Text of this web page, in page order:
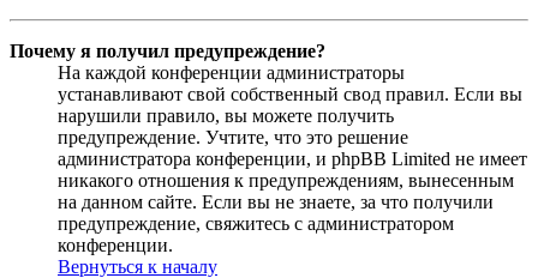
Почему я получил предупреждение?
На каждой конференции администраторы
устанавливают свой собственный свод правил. Если вы
нарушили правило, вы можете получить
предупреждение. Учтите, что это решение
администратора конференции, и phpBB Limited не имеет
никакого отношения к предупреждениям, вынесенным
на данном сайте. Если вы не знаете, за что получили
предупреждение, свяжитесь с администратором
конференции.
Вернуться к началу